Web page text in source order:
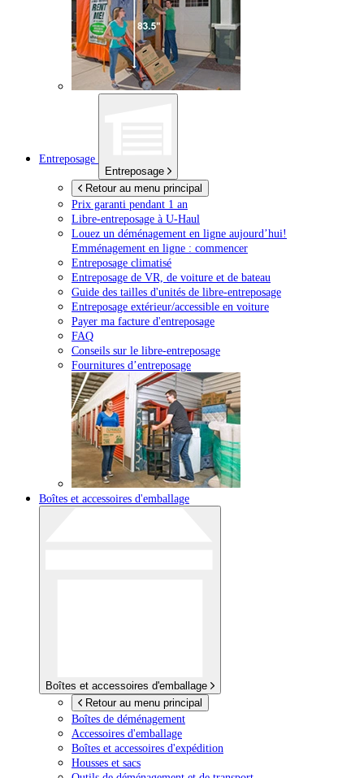
Entreposage
Entreposage
Retour au menu principal
Prix garanti pendant 1 an
Libre-entreposage à U-Haul
Louez un déménagement en ligne aujourd’hui!
Emménagement en ligne : commencer
Entreposage climatisé
Entreposage de VR, de voiture et de bateau
Guide des tailles d'unités de libre-entreposage
Entreposage extérieur/accessible en voiture
Payer ma facture d'entreposage
FAQ
Conseils sur le libre-entreposage
Fournitures d’entreposage
Boîtes et accessoires d'emballage
Boîtes et accessoires d'emballage
Retour au menu principal
Boîtes de déménagement
Accessoires d'emballage
Boîtes et accessoires d'expédition
Housses et sacs